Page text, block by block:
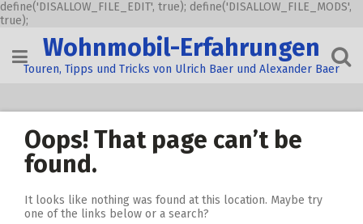
define('DISALLOW_FILE_EDIT', true); define('DISALLOW_FILE_MODS',
true);
content
Wohnmobil-Erfahrungen
Touren, Tipps und Tricks von Ulrich Baer und Alexander Baer
Oops! That page can’t be
found.
It looks like nothing was found at this location. Maybe try
one of the links below or a search?